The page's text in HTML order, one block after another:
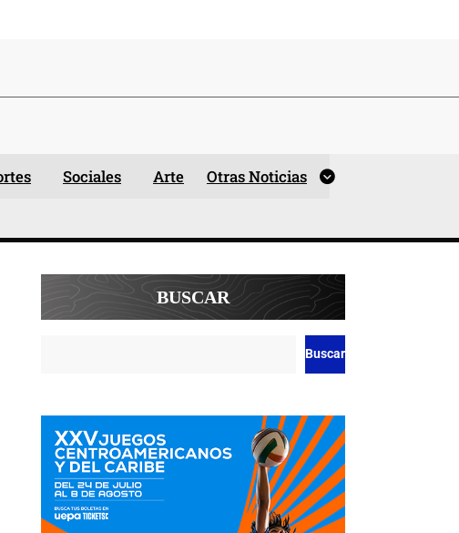
Sociales Arte Otras Noticias
BUSCAR
Buscar